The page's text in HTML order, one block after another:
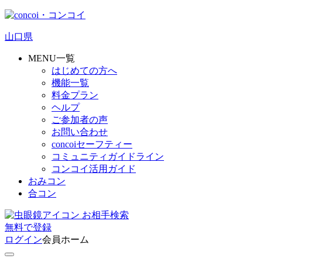
山口県
MENU一覧
はじめての方へ
機能一覧
料金プラン
ヘルプ
ご参加者の声
お問い合わせ
concoiセーフティー
コミュニティガイドライン
コンコイ活用ガイド
おみコン
合コン
お相手検索
無料で登録
ログイン会員ホーム